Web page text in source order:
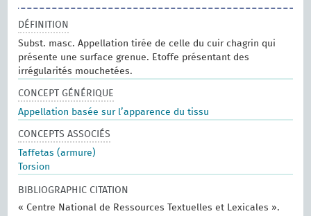
DÉFINITION
Subst. masc. Appellation tirée de celle du cuir chagrin qui
présente une surface grenue. Etoffe présentant des
irrégularités mouchetées.
CONCEPT GÉNÉRIQUE
Appellation basée sur l’apparence du tissu
CONCEPTS ASSOCIÉS
Taffetas (armure)
Torsion
BIBLIOGRAPHIC CITATION
« Centre National de Ressources Textuelles et Lexicales ».